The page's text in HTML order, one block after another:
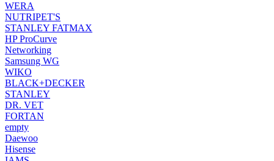
WERA
NUTRIPET'S
STANLEY FATMAX
HP ProCurve
Networking
Samsung WG
WIKO
BLACK+DECKER
STANLEY
DR. VET
FORTAN
empty
Daewoo
Hisense